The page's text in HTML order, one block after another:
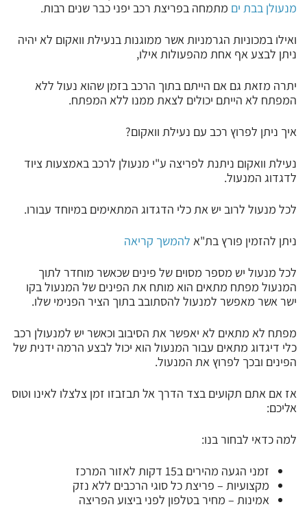
מנעולן בבת ים מתמחה בפריצת רכב יפני כבר שנים רבות.
ואילו במכוניות הגרמניות אשר ממוגנות בנעילת וואקום לא יהיה
ניתן לבצע אף אחת מהפעולות אילו,
יתרה מזאת גם אם הייתם בתוך הרכב בזמן שהוא נעול ללא
המפתח לא הייתם יכולים לצאת ממנו ללא המפתח.
איך ניתן לפרוץ רכב עם נעילת וואקום?
נעילת וואקום ניתנת לפריצה ע"י מנעולן לרכב באמצעות ציוד
לדגדוג המנעול.
לכל מנעול לרוב יש את כלי הדגדוג המתאימים במיוחד עבורו.
ניתן להזמין פורץ בת"א להמשך קריאה
לכל מנעול יש מספר מסוים של פינים שכאשר מוחדר לתוך
המנעול מפתח מתאים הוא מותח את הפינים של המנעול בקו
ישר אשר מאפשר למנעול להסתובב בתוך הציר הפנימי שלו.
מפתח לא מתאים לא יאפשר את הסיבוב וכאשר יש למנעולן רכב
כלי דיגדוג מתאים עבור המנעול הוא יכול לבצע הרמה ידנית של
הפינים ובכך לפרוץ את המנעול.
אז אם אתם תקועים בצד הדרך אל תבזבזו זמן צלצלו לאינו וטוס
אליכם:
למה כדאי לבחור בנו:
זמני הגעה מהירים ב15 דקות לאזור המרכז
מקצועיות – פריצת כל סוגי הרכבים ללא נזק
אמינות – מחיר בטלפון לפני ביצוע הפריצה